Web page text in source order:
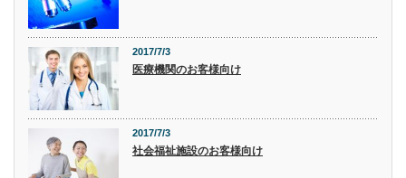
2017/7/3
医療機関のお客様向け
2017/7/3
社会福祉施設のお客様向け